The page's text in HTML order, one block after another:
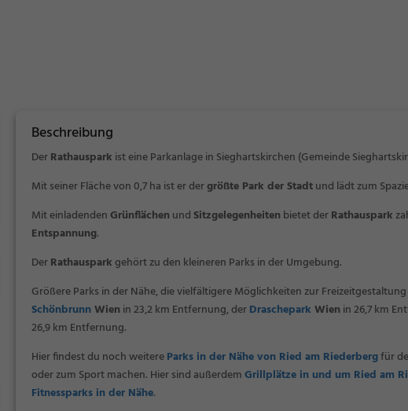
Beschreibung
DerRathauspark ist eine Parkanlage in Sieghartskirchen (Gemeinde
Mit seiner Fläche von 0,7 ha ist er dergrößte Park der Stadtund lädt zum
Mit einladendenGrünflächen undSitzgelegenheiten bietet derRathauspark
Entspannung.
DerRathauspark gehört zu den kleineren Parks in der Umgebung.
Größere Parks in der Nähe, die vielfältigere Möglichkeiten zur
SchönbrunnWien in 23,2 km Entfernung, derDraschepark Wien in 26,7 km
26,9 km Entfernung.
Hier findest du noch weitereParks in der Nähe von Ried am Riederbergfür
oder zum Sport machen. Hier sind außerdemGrillplätze in und um Ried am
Fitnessparks in der Nähe.